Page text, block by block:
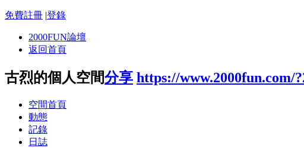
免費註冊 |登錄
2000FUN論壇
返回首頁
古烈的個人空間分享 https://www.2000fun.com/
空間首頁
動態
記錄
日誌